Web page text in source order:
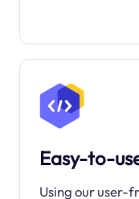
Easy-to-
Using our user-